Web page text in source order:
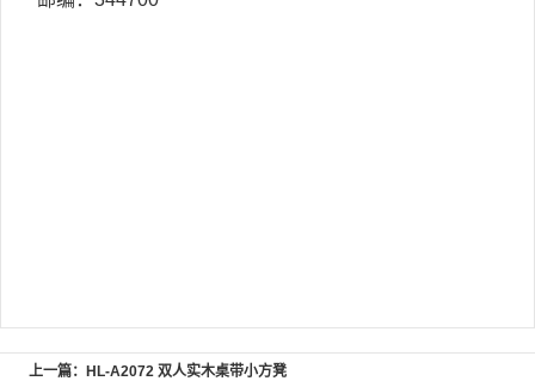
上一篇：HL-A2072 双人实木桌带小方凳